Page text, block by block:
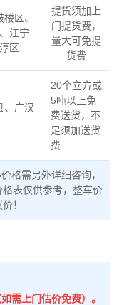
区、
江宁
区
提货须加上
门提货费，
量大可免提
货费
、广汉
20个立方或
5吨以上免
费送货，不
足须加送货
费
格需另外详细咨询，
表仅供参考，整车价
！
需上门估价免费）。